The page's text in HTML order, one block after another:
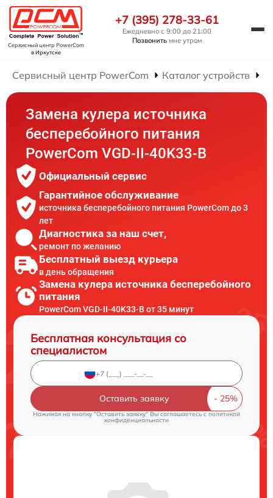
Сервисный центр PowerCom
в Иркутске
+7 (395) 278-33-61
Ежедневно с 9:00 до 21:00
Позвонить мне утром
Сервисный центр PowerCom Каталог устройств
Замена кулера источника
бесперебойного питания
PowerCom VGD-II-40K33-B
Официальный сервис
Гарантийное обслуживание
источника бесперебойного питания PowerCom до 3
лет
Диагностика за наш счет,
ремонт по желанию
Бесплатный выезд курьера
в день обращения
Замена кулера источника бесперебойного
питания
PowerCom VGD-II-40K33-B от 35 минут
Бесплатная консультация со
специалистом
Оставить заявку
Нажимая на кнопку "Оставить заявку" Вы соглашаетесь cполитикой
конфиденциальности